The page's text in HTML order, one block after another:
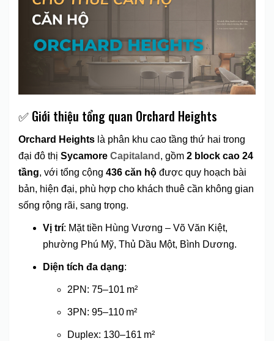
✅ Giới thiệu tổng quan Orchard Heights
Orchard Heights là phân khu cao tầng thứ hai trong
đại đô thị Sycamore Capitaland , gồm 2 block cao 24
tầng, với tổng cộng 436 căn hộ được quy hoạch bài
bản, hiện đại, phù hợp cho khách thuê cần không gian
sống rộng rãi, sang trọng.
Vị trí: Mặt tiền Hùng Vương – Võ Văn Kiệt,
phường Phú Mỹ, Thủ Dầu Một, Bình Dương.
Diện tích đa dạng:
2PN: 75–101 m²
3PN: 95–110 m²
Duplex: 130–161 m²